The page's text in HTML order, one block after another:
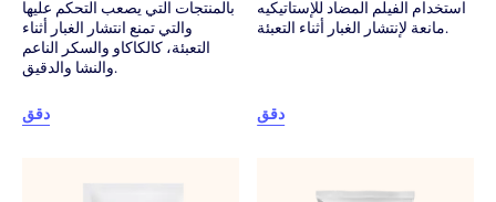
بالمنتجات التي يصعب التحكم عليها
والتي تمنع انتشار الغبار أثناء
التعبئة، كالكاكاو والسكر الناعم
والنشا والدقيق.
دقق
استخدام الفيلم المضاد للإستاتيكيه
مانعة لإنتشار الغبار أثناء التعبئة.
دقق